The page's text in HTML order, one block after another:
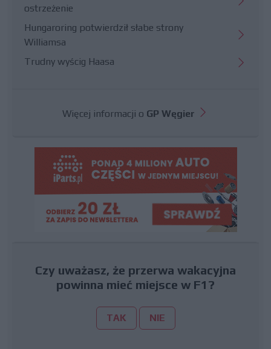
ostrzeżenie
Hungaroring potwierdził słabe strony
Williamsa
Trudny wyścig Haasa
Więcej informacji o GP Węgier
Czy uważasz, że przerwa wakacyjna
powinna mieć miejsce w F1?
TAK NIE